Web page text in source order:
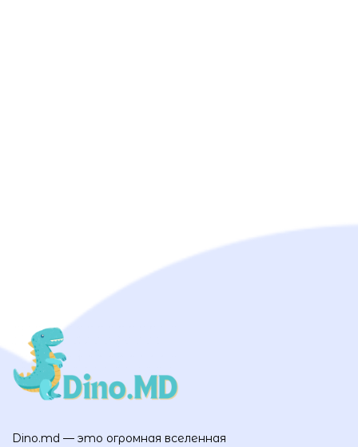
Dino.md — это огромная вселенная